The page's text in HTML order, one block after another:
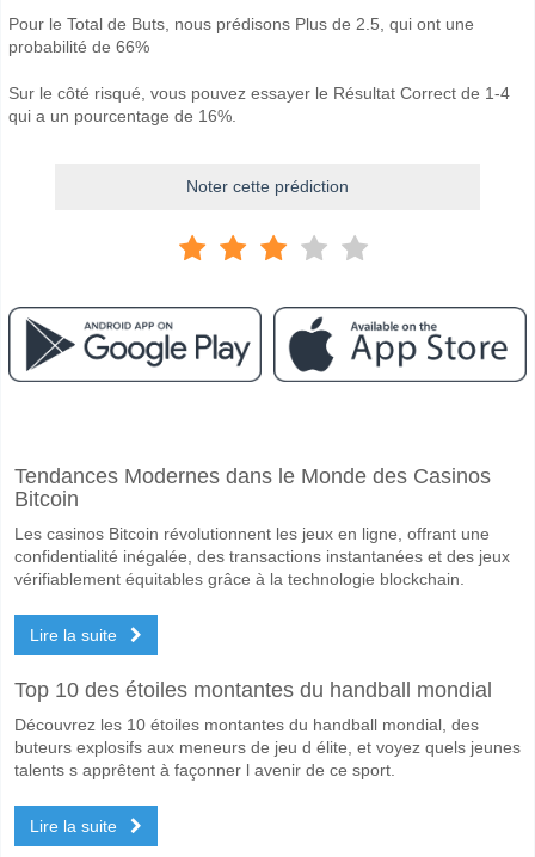
Pour le Total de Buts, nous prédisons Plus de 2.5, qui ont une
probabilité de 66%
Sur le côté risqué, vous pouvez essayer le Résultat Correct de 1-4
qui a un pourcentage de 16%.
Noter cette prédiction
Le match entre LASK Linz v FC Salzburg 10 May 2026 16:00.
FC Salzburg pour le Gagnant du match, avec une probabilité de 44%
Oui pour Les Deux Équipes Marquent, avec un pourcentage de 69%.
Quel sera le résultat correct attendu entre LASK Linz v
Sur le côté risqué, vous pouvez essayer le Résultat Correct de 1-4
Tendances Modernes dans le Monde des Casinos
Bitcoin
Les casinos Bitcoin révolutionnent les jeux en ligne, offrant une
confidentialité inégalée, des transactions instantanées et des jeux
vérifiablement équitables grâce à la technologie blockchain.
Lire la suite
Top 10 des étoiles montantes du handball mondial
Découvrez les 10 étoiles montantes du handball mondial, des
buteurs explosifs aux meneurs de jeu d élite, et voyez quels jeunes
talents s apprêtent à façonner l avenir de ce sport.
Lire la suite